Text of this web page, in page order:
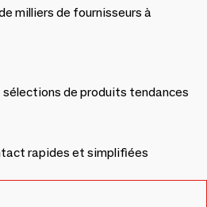
milliers de fournisseurs à
de produits tendances
rapides et simplifiées